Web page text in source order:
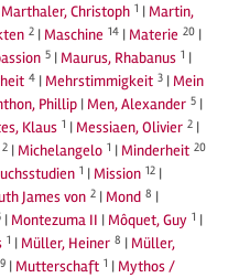
Marthaler, Christoph 1 | Martin,
2 | Maschine 14 | Materie 20 |
5 | Maurus, Rhabanus 1 |
4 | Mehrstimmigkeit 3 | Mein
Phillip | Men, Alexander 5 |
Klaus 1 | Messiaen, Olivier 2 |
2 | Michelangelo 1 | Minderheit 20
1 | Mission 12 |
James von 2 | Mond 8 |
| Montezuma II | Môquet, Guy 1 |
1 | Müller, Heiner 8 | Müller,
| Mutterschaft 1 | Mythos /